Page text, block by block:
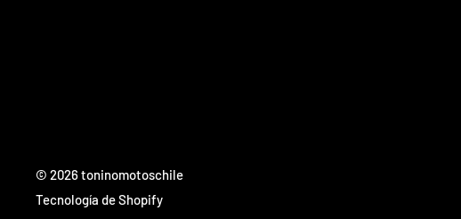
© 2026 toninomotoschile
Tecnología de Shopify